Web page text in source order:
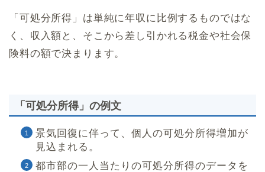
「可処分所得」は単純に年収に比例するものではな
く、収入額と、そこから差し引かれる税金や社会保
険料の額で決まります。
「可処分所得」の例文
景気回復に伴って、個人の可処分所得増加が
見込まれる。
都市部の一人当たりの可処分所得のデータを